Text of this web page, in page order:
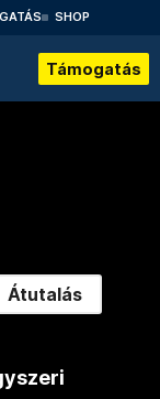
SHOP
Támogatás
Átutalás